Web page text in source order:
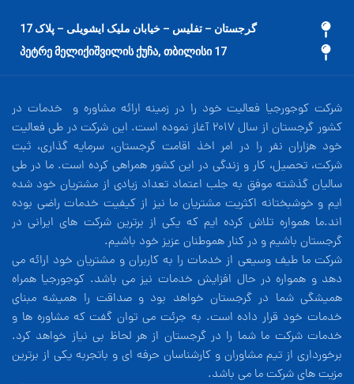
گرجستان – تفلیس – خیابان ملیک ایشویلی – پلاک 17
17 პეტრე მელიქიშვილის ქუჩა, თბილისი
شرکت کوجورجیا فعالیت خود را در زمینه ارائه مشاوره و خدمات در
کشور گرجستان از سال 2017 آغاز نموده است. این شرکت در طی فعالیت
خود هزاران نفر را در امر اخذ اقامت گرجستان، سرمایه گذاری، ثبت
شرکت، تحصیل، کار و زندگی در این کشور همراهی کرده است. ما در طی
سالیان گذشته موفق به جلب اعتماد تعداد زیادی از مشتریان خود شده
ایم و خوشبختانه اکثریت مشتریان ما نیز از کیفیت خدمات راضی بوده
اند.ما همواره تلاش کرده ایم که یکی از برترین شرکت های ایرانی در
گرجستان باشیم و در کنار هموطنان عزیز خود باشیم.
شرکت ما طیف وسیعی از خدمات را به کاربران و مشتریان خود ارائه می
دهد و همواره در حال افزایش خدمات نیز می باشد. کوجورجیا همراه
همیشگی شما در گرجستان خواهد بود و صداقت را همیشه مبنای
خدمات خود قرار داده است. به جرئت می توان گفت که مشاوره ها و
خدمات شرکت ما شما را در گرجستان از هر لحاظ بی نیاز خواهد کرد.
برخورداری از تیم مشاوران و کارشناسان حرفه ای و باتجربه یکی از برترین
مزیت های شرکت ما می باشد.